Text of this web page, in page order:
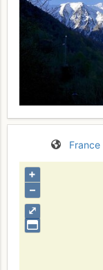
France
⤢
+
–